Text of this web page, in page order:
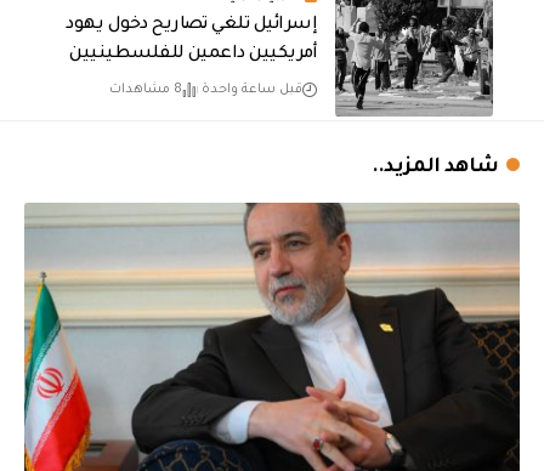
إسرائيل تلغي تصاريح دخول يهود
أمريكيين داعمين للفلسطينيين
قبل ساعة واحدة 8 مشاهدات
شاهد المزيد..